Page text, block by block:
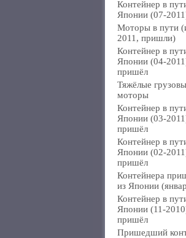
Контейнер в
Японии (07-
Моторы в пути
2011, пришли)
Контейнер в
Японии (04-
пришёл
Тяжёлые
моторы
Контейнер в
Японии (03-
пришёл
Контейнер в
Японии (02-
пришёл
Контейнера
из Японии
Контейнер в
Японии (11-
пришёл
Пришедший